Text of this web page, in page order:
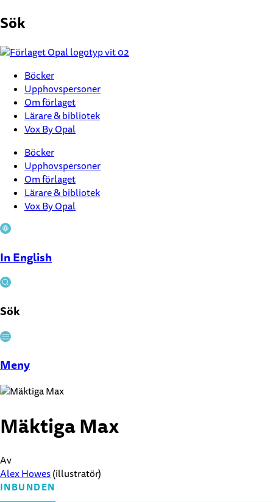
till
Sök
Böcker
Upphovspersoner
Om förlaget
Lärare & bibliotek
Vox By Opal
Böcker
Upphovspersoner
Om förlaget
Lärare & bibliotek
Vox By Opal
In English
Sök
Stäng
Meny
Mäktiga Max
Av
Alex Howes(illustratör)
INBUNDEN